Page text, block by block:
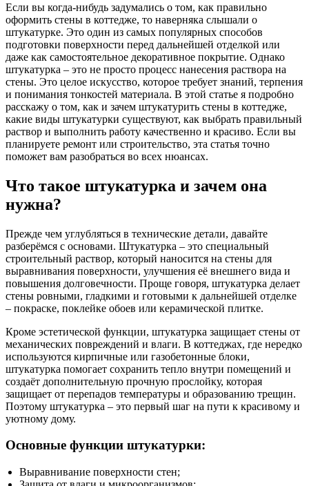
Если вы когда-нибудь задумались о том, как правильно
оформить стены в коттедже, то наверняка слышали о
штукатурке. Это один из самых популярных способов
подготовки поверхности перед дальнейшей отделкой или
даже как самостоятельное декоративное покрытие. Однако
штукатурка – это не просто процесс нанесения раствора на
стены. Это целое искусство, которое требует знаний, терпения
и понимания тонкостей материала. В этой статье я подробно
расскажу о том, как и зачем штукатурить стены в коттедже,
какие виды штукатурки существуют, как выбрать правильный
раствор и выполнить работу качественно и красиво. Если вы
планируете ремонт или строительство, эта статья точно
поможет вам разобраться во всех нюансах.
Что такое штукатурка и зачем она
нужна?
Прежде чем углубляться в технические детали, давайте
разберёмся с основами. Штукатурка – это специальный
строительный раствор, который наносится на стены для
выравнивания поверхности, улучшения её внешнего вида и
повышения долговечности. Проще говоря, штукатурка делает
стены ровными, гладкими и готовыми к дальнейшей отделке
– покраске, поклейке обоев или керамической плитке.
Кроме эстетической функции, штукатурка защищает стены от
механических повреждений и влаги. В коттеджах, где нередко
используются кирпичные или газобетонные блоки,
штукатурка помогает сохранить тепло внутри помещений и
создаёт дополнительную прочную прослойку, которая
защищает от перепадов температуры и образованию трещин.
Поэтому штукатурка – это первый шаг на пути к красивому и
уютному дому.
Основные функции штукатурки:
Выравнивание поверхности стен;